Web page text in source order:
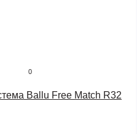
0
Ballu Free Match R32